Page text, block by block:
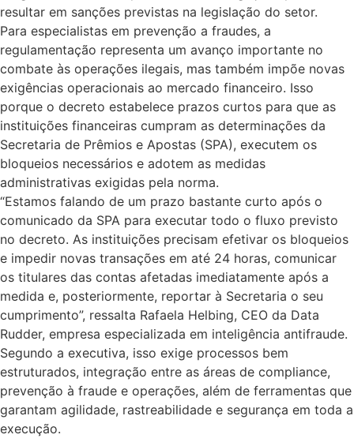
resultar em sanções previstas na legislação do setor.
Para especialistas em prevenção a fraudes, a
regulamentação representa um avanço importante no
combate às operações ilegais, mas também impõe novas
exigências operacionais ao mercado financeiro. Isso
porque o decreto estabelece prazos curtos para que as
instituições financeiras cumpram as determinações da
Secretaria de Prêmios e Apostas (SPA), executem os
bloqueios necessários e adotem as medidas
administrativas exigidas pela norma.
“Estamos falando de um prazo bastante curto após o
comunicado da SPA para executar todo o fluxo previsto
no decreto. As instituições precisam efetivar os bloqueios
e impedir novas transações em até 24 horas, comunicar
os titulares das contas afetadas imediatamente após a
medida e, posteriormente, reportar à Secretaria o seu
cumprimento”, ressalta Rafaela Helbing, CEO da Data
Rudder, empresa especializada em inteligência antifraude.
Segundo a executiva, isso exige processos bem
estruturados, integração entre as áreas de compliance,
prevenção à fraude e operações, além de ferramentas que
garantam agilidade, rastreabilidade e segurança em toda a
execução.